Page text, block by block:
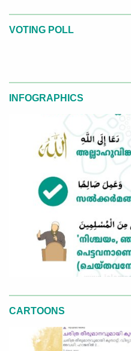
VOTING POLL
INFOGRAPHICS
CARTOONS